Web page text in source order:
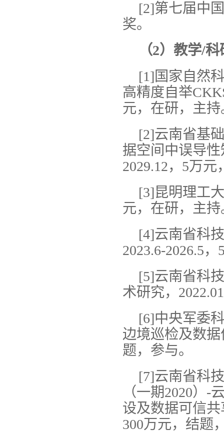
[2]第七届中
奖。
（2）教学/
[1]国家自然
高精度自举
元，在研，主持
[2]云南省基
据空间中误导
2029.12，5万
[3]昆明理工
元，在研，主持
[4]云南省科
2023.6-2026.5
[5]云南省科
术研究，
[6]中央军委
边境巡检及数据
题，参与。
[7]云南省科
（一期2020）
设及数据可信共
300万元，结题